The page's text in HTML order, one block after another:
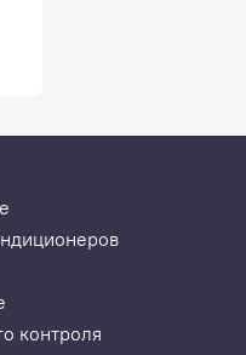
контроля